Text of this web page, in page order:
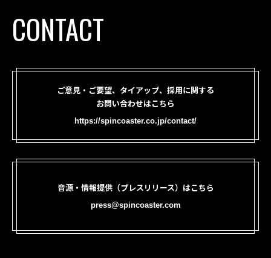
CONTACT
ご意見・ご要望、タイアップ、採用に関する
お問い合わせはこちら
https://spincoaster.co.jp/contact/
音源・情報提供（プレスリリース）はこちら
press@spincoaster.com